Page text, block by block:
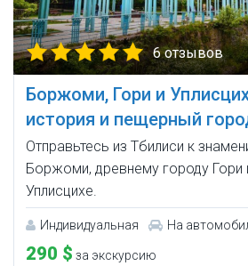
6 отзывов
Боржоми, Гори и
история и пещерный
Отправьтесь из Тбилиси к
Боржоми, древнему городу
Уплисцихе.
Индивидуальная На
290 $ за экскурсию